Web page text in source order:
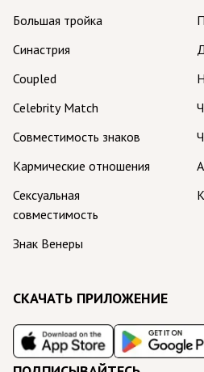
Большая тройка
Синастрия
Coupled
Celebrity Match
Совместимость знаков
Кармические отношения
Сексуальная
совместимость
Знак Венеры
СКАЧАТЬ ПРИЛОЖЕНИЕ